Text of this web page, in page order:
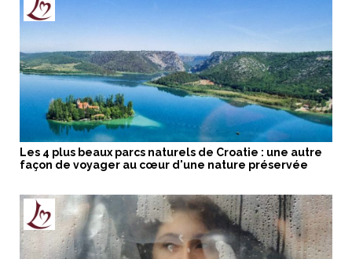
Les 4 plus beaux parcs naturels de Croatie : une autre
façon de voyager au cœur d'une nature préservée